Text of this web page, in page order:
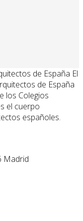
El
de España
los Colegios
el cuerpo
españoles.
Madrid